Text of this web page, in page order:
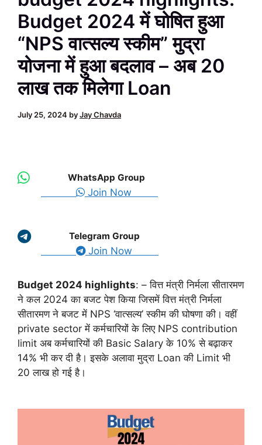
Budget 2024 में घोषित हुआ
“NPS वात्सल्य स्कीम” मुद्रा
योजना में हुआ बदलाव – अब 20
लाख तक मिलेगा Loan
July 25, 2024 byJay Chavda
WhatsApp Group
Join Now
Telegram Group
Join Now
Budget 2024 highlights: – वित्त मंत्री निर्मला सीतारमण
ने कल 2024 का बजट पेश किया जिसमें वित्त मंत्री निर्मला
सीतारमण ने बजट में NPS ‘वात्सल्य’ स्कीम की घोषणा की। वहीं
private sector में कर्मचारियों के लिए NPS contribution
limit अब कर्मचारियों की Basic Salary के 10% से बढ़ाकर
14% भी कर दी है। इसके अलावा मुद्रा Loan की Limit भी
20 लाख हो गई है।